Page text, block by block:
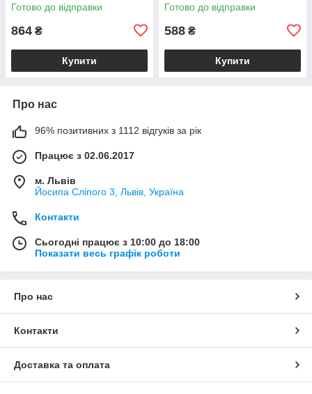
Готово до відправки
864 ₴
Купити
Готово до відправки
588 ₴
Купити
Про нас
96% позитивних з 1112 відгуків за рік
Працює з 02.06.2017
м. Львів
Йосипа Сліпого 3, Львів, Україна
Контакти
Сьогодні працює з 10:00 до 18:00
Показати весь графік роботи
Про нас
Контакти
Доставка та оплата